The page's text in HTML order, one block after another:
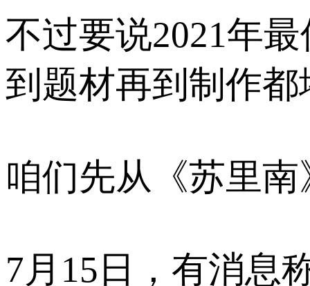
不过要说2021年
到题材再到制作
咱们先从《苏里
7月15日，有消息